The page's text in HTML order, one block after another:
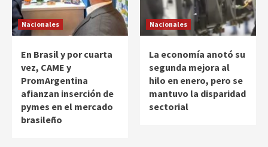
Nacionales
En Brasil y por cuarta
vez, CAME y
PromArgentina
afianzan inserción de
pymes en el mercado
brasileño
Nacionales
La economía anotó su
segunda mejora al
hilo en enero, pero se
mantuvo la disparidad
sectorial